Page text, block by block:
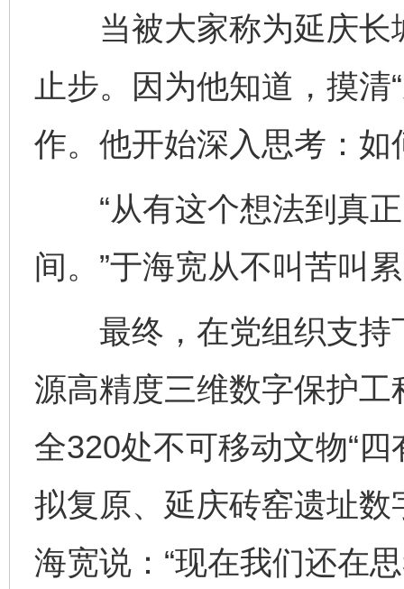
当被大家称为延庆长
止步。因为他知道，摸清
作。他开始深入思考：
“从有这个想法到真正
间。”于海宽从不叫苦叫
最终，在党组织支持
源高精度三维数字保护
全320处不可移动文物“
拟复原、延庆砖窑遗址
海宽说：“现在我们还在